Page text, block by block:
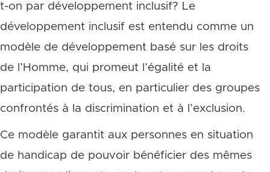
t-on par développement inclusif? Le
développement inclusif est entendu comme un
modèle de développement basé sur les droits
de l’Homme, qui promeut l’égalité et la
participation de tous, en particulier des groupes
confrontés à la discrimination et à l’exclusion.
Ce modèle garantit aux personnes en situation
de handicap de pouvoir bénéficier des mêmes